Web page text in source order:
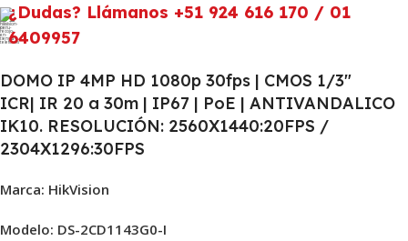
¿Dudas? Llámanos +51 924 616 170 / 01
6409957
DOMO IP 4MP HD 1080p 30fps | CMOS 1/3″
ICR| IR 20 a 30m | IP67 | PoE | ANTIVANDALICO
IK10. RESOLUCIÓN: 2560X1440:20FPS /
2304X1296:30FPS
Marca: HikVision
Modelo: DS-2CD1143G0-I